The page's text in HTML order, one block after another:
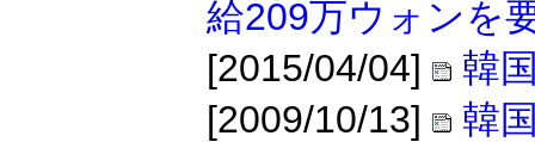
給209万ウォンを
[2015/04/04]
韓
[2009/10/13]
韓